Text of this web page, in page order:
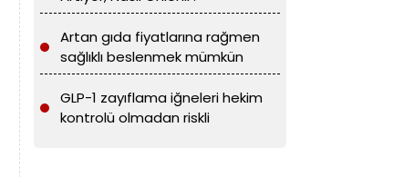
Artan gıda fiyatlarına rağmen
sağlıklı beslenmek mümkün
GLP-1 zayıflama iğneleri hekim
kontrolü olmadan riskli